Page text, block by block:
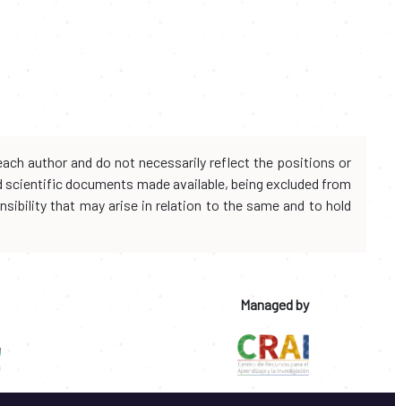
author and do not necessarily reflect the positions or
documents made available, being excluded from
that may arise in relation to the same and to hold
Managed by